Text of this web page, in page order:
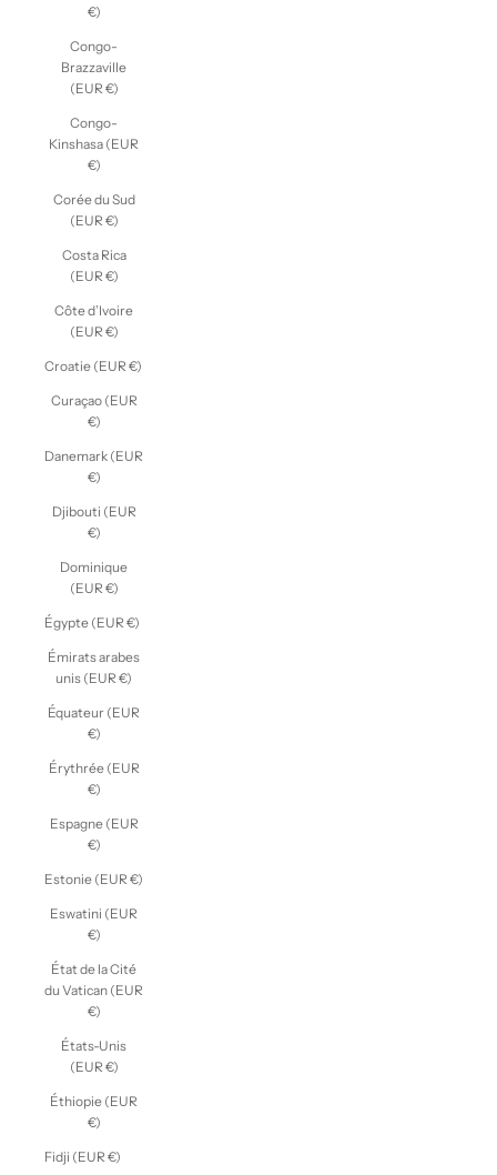
€)
Congo-
Brazzaville
(EUR €)
Congo-
Kinshasa (EUR
€)
Corée du Sud
(EUR €)
Costa Rica
(EUR €)
Côte d’Ivoire
(EUR €)
Croatie (EUR €)
Curaçao (EUR
€)
Danemark (EUR
€)
Djibouti (EUR
€)
Dominique
(EUR €)
Égypte (EUR €)
Émirats arabes
unis (EUR €)
Équateur (EUR
€)
Érythrée (EUR
€)
Espagne (EUR
€)
Estonie (EUR €)
Eswatini (EUR
€)
État de la Cité
du Vatican (EUR
€)
États-Unis
(EUR €)
Éthiopie (EUR
€)
Fidji (EUR €)